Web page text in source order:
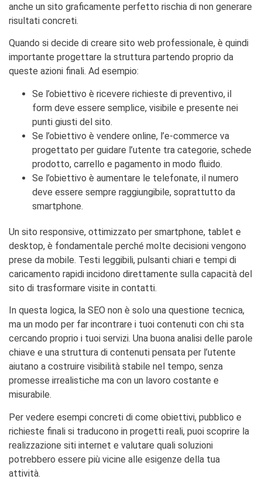
anche un sito graficamente perfetto rischia di non generare
risultati concreti.
Quando si decide di creare sito web professionale, è quindi
importante progettare la struttura partendo proprio da
queste azioni finali. Ad esempio:
Se l’obiettivo è ricevere richieste di preventivo, il
form deve essere semplice, visibile e presente nei
punti giusti del sito.
Se l’obiettivo è vendere online, l’e-commerce va
progettato per guidare l’utente tra categorie, schede
prodotto, carrello e pagamento in modo fluido.
Se l’obiettivo è aumentare le telefonate, il numero
deve essere sempre raggiungibile, soprattutto da
smartphone.
Un sito responsive, ottimizzato per smartphone, tablet e
desktop, è fondamentale perché molte decisioni vengono
prese da mobile. Testi leggibili, pulsanti chiari e tempi di
caricamento rapidi incidono direttamente sulla capacità del
sito di trasformare visite in contatti.
In questa logica, la SEO non è solo una questione tecnica,
ma un modo per far incontrare i tuoi contenuti con chi sta
cercando proprio i tuoi servizi. Una buona analisi delle parole
chiave e una struttura di contenuti pensata per l’utente
aiutano a costruire visibilità stabile nel tempo, senza
promesse irrealistiche ma con un lavoro costante e
misurabile.
Per vedere esempi concreti di come obiettivi, pubblico e
richieste finali si traducono in progetti reali, puoi scoprire la
realizzazione siti internet e valutare quali soluzioni
potrebbero essere più vicine alle esigenze della tua
attività.